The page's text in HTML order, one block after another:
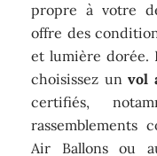
propre à votre
offre des
et lumière dorée.
choisissez unvol
certifiés,
rassemblements
Air Ballons ou